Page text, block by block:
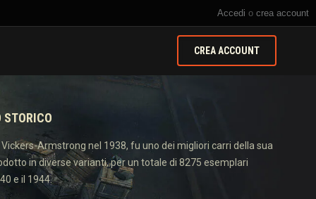
Accedi o crea account
CREA ACCOUNT
STORICO
Armstrong nel 1938, fu uno dei migliori carri della sua
in diverse varianti, per un totale di 8275 esemplari
e il 1944.